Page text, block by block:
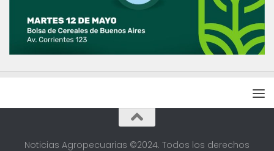
Noticias Agropecuarias ©2024. Todos los derechos